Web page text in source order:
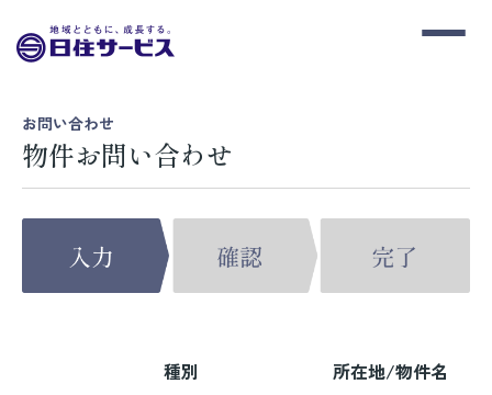
お問い合わせ
物件お問い合わせ
種別 所在地/物件名